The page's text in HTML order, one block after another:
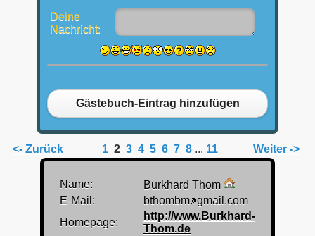
Deine
Nachricht:
Gästebuch-Eintrag hinzufügen
<- Zurück 1 2 3 4 5 6 7 8 ... 11 Weiter ->
Name:
Burkhard Thom
E-Mail:
bthombm gmail.com
Homepage:
http://www.Burkhard-
Thom.de